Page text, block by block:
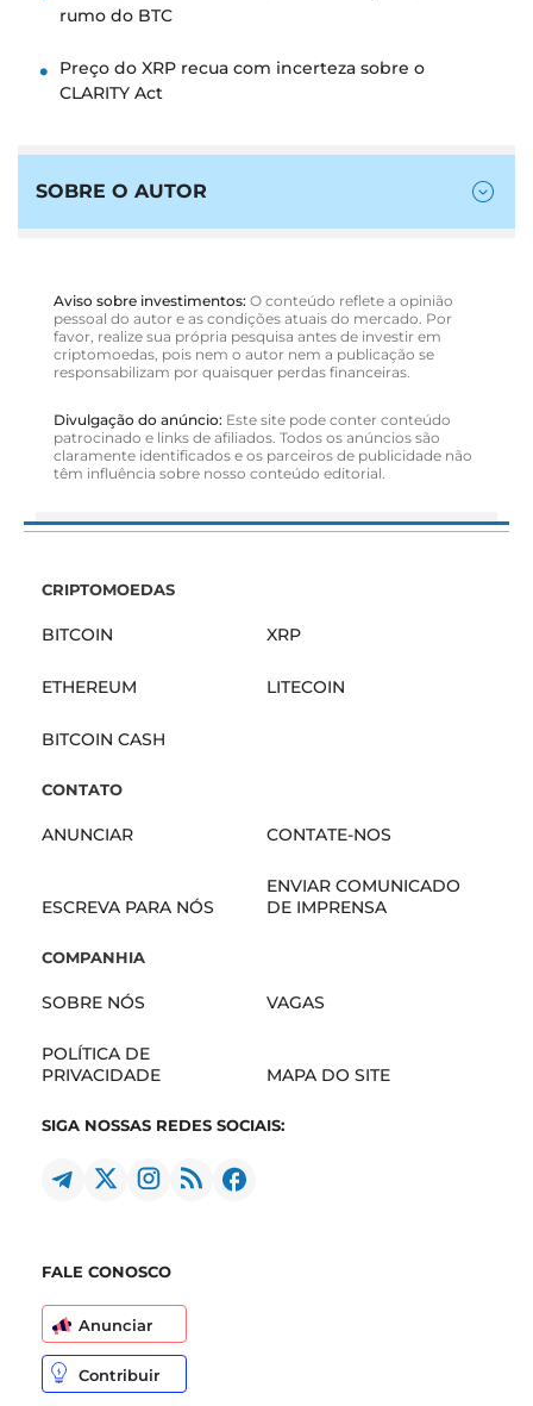
rumo do BTC
Preço do XRP recua com incerteza sobre o
CLARITY Act
SOBRE O AUTOR
Aviso sobre investimentos: O conteúdo reflete a opinião
pessoal do autor e as condições atuais do mercado. Por
favor, realize sua própria pesquisa antes de investir em
criptomoedas, pois nem o autor nem a publicação se
responsabilizam por quaisquer perdas financeiras.
Divulgação do anúncio: Este site pode conter conteúdo
patrocinado e links de afiliados. Todos os anúncios são
claramente identificados e os parceiros de publicidade não
têm influência sobre nosso conteúdo editorial.
CRIPTOMOEDAS
BITCOIN XRP
ETHEREUM LITECOIN
BITCOIN CASH
CONTATO
ANUNCIAR CONTATE-NOS
ESCREVA PARA NÓS
ENVIAR COMUNICADO
DE IMPRENSA
COMPANHIA
SOBRE NÓS VAGAS
POLÍTICA DE
PRIVACIDADE
MAPA DO SITE
SIGA NOSSAS REDES SOCIAIS:
FALE CONOSCO
Anunciar
Contribuir